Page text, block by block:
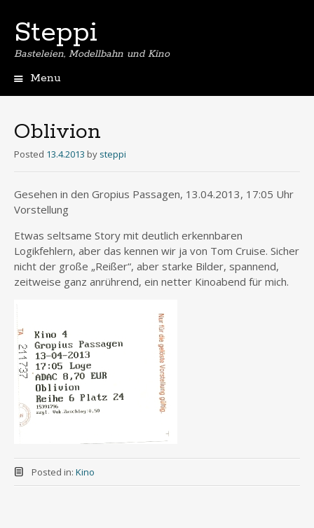
Steppi
Basteleien, Modellbahn und Kino
Menu
Oblivion
Posted 13.4.2013 by steppi
Gesehen in den Gropius Passagen, 13.04.2013, 17:05 Uhr
Vorstellung
Etwas seltsame Story mit deutlich erkennbaren
Logikfehlern, aber das kennen wir ja von Tom Cruise. Sicher
nicht der große „Reißer“, aber starke Bilder, spannend,
zeitweise ganz anrührend, ein netter Kinoabend für mich.
Posted in: Kino